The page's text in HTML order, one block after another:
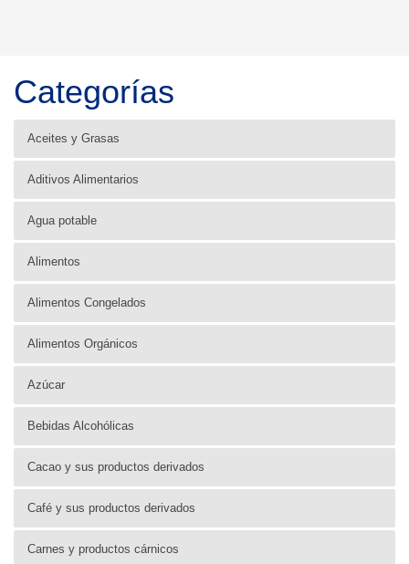
Categorías
Aceites y Grasas
Aditivos Alimentarios
Agua potable
Alimentos
Alimentos Congelados
Alimentos Orgánicos
Azúcar
Bebidas Alcohólicas
Cacao y sus productos derivados
Café y sus productos derivados
Carnes y productos cárnicos